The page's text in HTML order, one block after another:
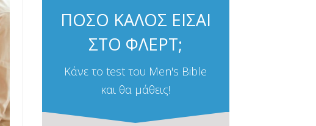
ΠΟΣΟ ΚΑΛΟΣ ΕΙΣΑΙ
ΣΤΟ ΦΛΕΡΤ;
Κάνε το test του Men's Bible
και θα μάθεις!